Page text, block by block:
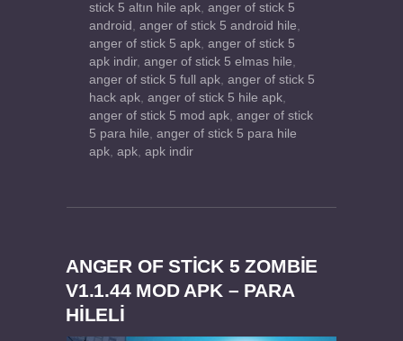
stick 5 altın hile apk, anger of stick 5
android , anger of stick 5 android hile,
anger of stick 5 apk, anger of stick 5
apk indir, anger of stick 5 elmas hile,
anger of stick 5 full apk, anger of stick 5
hack apk, anger of stick 5 hile apk,
anger of stick 5 mod apk, anger of stick
5 para hile, anger of stick 5 para hile
apk, apk, apk indir
ANGER OF STICK 5 ZOMBIE
V1.1.44 MOD APK – PARA
HİLELİ